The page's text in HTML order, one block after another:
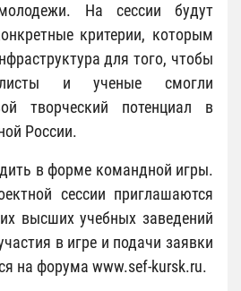
На сессии будут
критерии, которым
для того, чтобы
и ученые смогли
творческий потенциал в
России.
в форме командной игры.
сессии приглашаются
высших учебных заведений
в игре и подачи заявки
на форума www.sef-kursk.ru.